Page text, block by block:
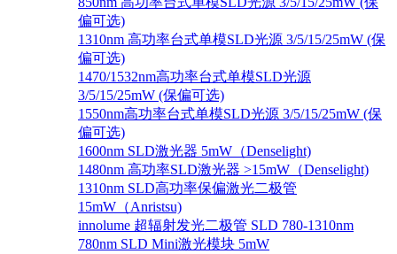
偏可选)
1310nm 高功率台式单模SLD光源 3/5/15/25mW (保
偏可选)
1470/1532nm高功率台式单模SLD光源
3/5/15/25mW (保偏可选)
1550nm高功率台式单模SLD光源 3/5/15/25mW (保
偏可选)
1600nm SLD激光器 5mW（Denselight)
1480nm 高功率SLD激光器 >15mW（Denselight)
1310nm SLD高功率保偏激光二极管
15mW（Anristsu)
innolume 超辐射发光二极管 SLD 780-1310nm
780nm SLD Mini激光模块 5mW